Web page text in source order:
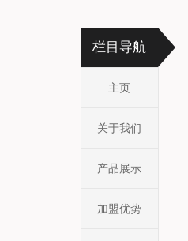
栏目导航
主页
关于我们
产品展示
加盟优势